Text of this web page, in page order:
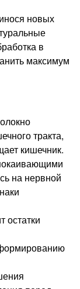
новых
в
максимум
тракта,
кишечник.
на нервной
остатки